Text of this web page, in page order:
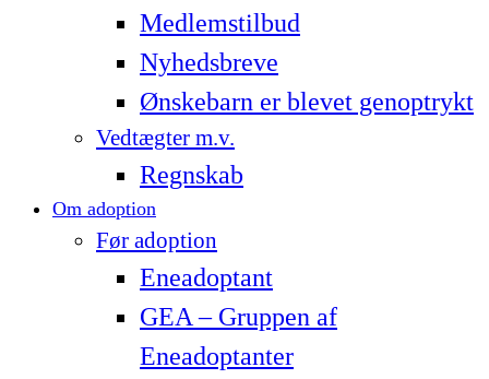
Medlemstilbud
Nyhedsbreve
Ønskebarn er blevet genoptrykt
Vedtægter m.v.
Regnskab
Om adoption
Før adoption
Eneadoptant
GEA – Gruppen af
Eneadoptanter